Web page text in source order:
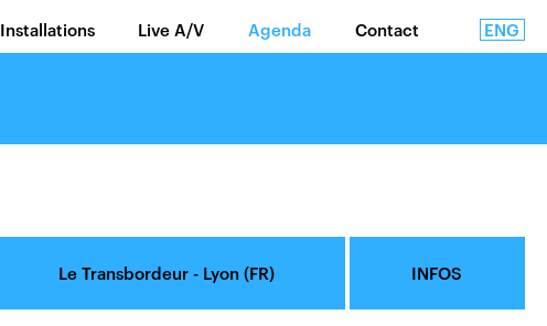
Installations Live A/V Agenda Contact ENG
Le Transbordeur - Lyon (FR) INFOS